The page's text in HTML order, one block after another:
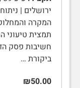
ירושלים |
ביקורת …
₪50.00